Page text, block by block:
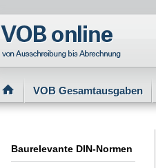
Normenportal
VOB Gesamtausgaben
Baurelevante DIN-Normen